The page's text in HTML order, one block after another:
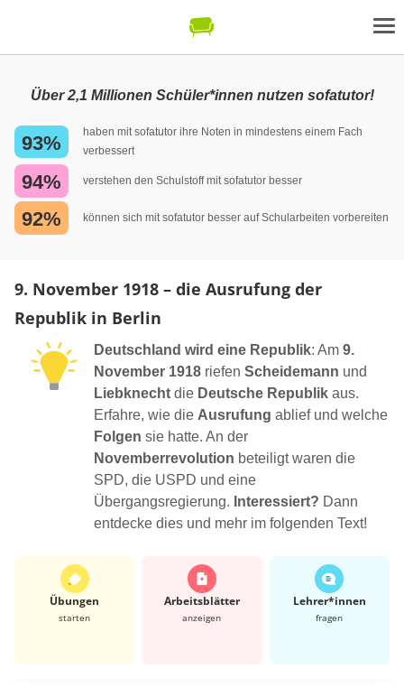
Über 2,1 Millionen Schüler*innen nutzen sofatutor!
93%
haben mit sofatutor ihre Noten in mindestens einem Fach
verbessert
94% verstehen den Schulstoff mit sofatutor besser
92% können sich mit sofatutor besser auf Schularbeiten vorbereiten
9. November 1918 – die Ausrufung der
Republik in Berlin
Deutschland wird eine Republik: Am 9.
November 1918 riefen Scheidemann und
Liebknecht die Deutsche Republik aus.
Erfahre, wie die Ausrufung ablief und welche
Folgen sie hatte. An der
Novemberrevolution beteiligt waren die
SPD, die USPD und eine
Übergangsregierung. Interessiert? Dann
entdecke dies und mehr im folgenden Text!
Übungen
starten
Arbeits­blätter
anzeigen
Lehrer*​innen
fragen